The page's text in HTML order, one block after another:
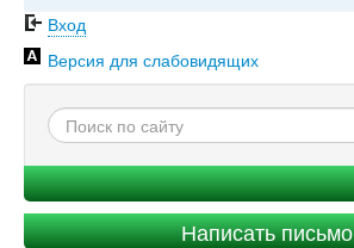
Вход
Версия для слабовидящих
Написать письмо